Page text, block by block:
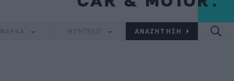
ΜΑΡΚΑ ΜΟΝΤΕΛΟ